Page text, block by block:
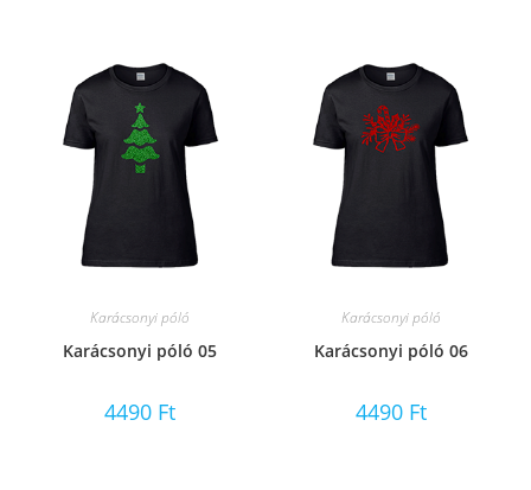
Karácsonyi póló
Karácsonyi póló 05
4490 Ft
Karácsonyi póló
Karácsonyi póló 06
4490 Ft